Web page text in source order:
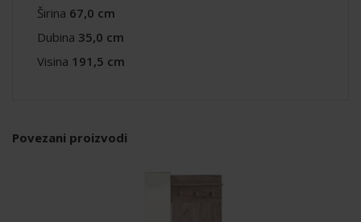
Širina 67,0 cm
Dubina 35,0 cm
Visina 191,5 cm
Povezani proizvodi